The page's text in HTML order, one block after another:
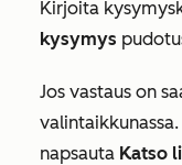
Kirjoita
kysymys
Jos vastaus on
napsauta Katso